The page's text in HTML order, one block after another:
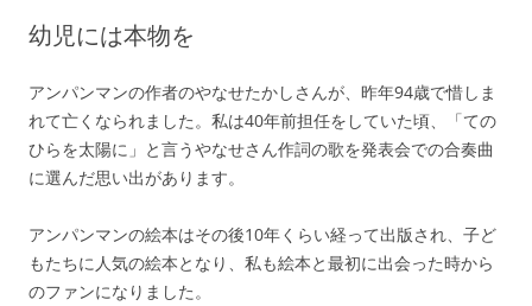
幼児には本物を
アンパンマンの作者のやなせたかしさんが、昨年94歳で惜しま
れて亡くなられました。私は40年前担任をしていた頃、「ての
ひらを太陽に」と言うやなせさん作詞の歌を発表会での合奏曲
に選んだ思い出があります。
アンパンマンの絵本はその後10年くらい経って出版され、子ど
もたちに人気の絵本となり、私も絵本と最初に出会った時から
のファンになりました。